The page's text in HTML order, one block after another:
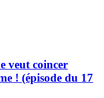
veut coincer
! (épisode du 17